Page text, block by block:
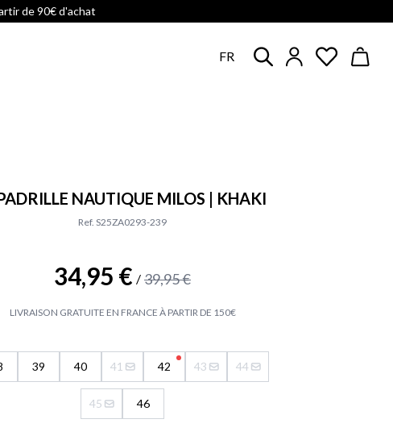
de 90€ d'achat
FR
NAUTIQUE MILOS | KHAKI
Ref. S25ZA0293-239
34,95 € / 39,95 €
LIVRAISON GRATUITE EN FRANCE À PARTIR DE 150€
39 40 41 42 43 44
45 46